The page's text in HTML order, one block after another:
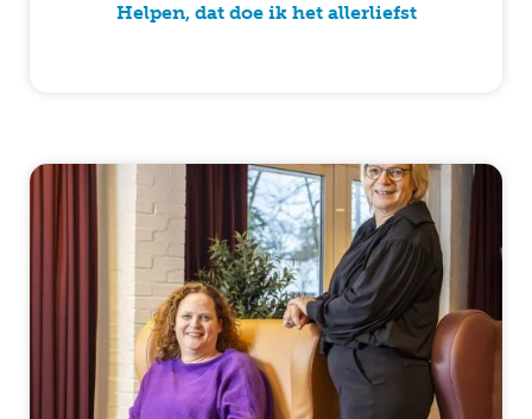
Helpen, dat doe ik het allerliefst